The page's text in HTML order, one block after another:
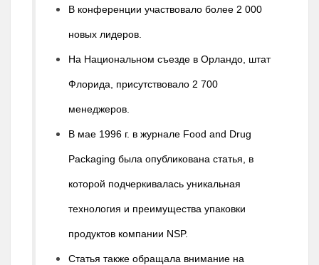
В конференции участвовало более 2 000
новых лидеров.
На Национальном съезде в Орландо, штат
Флорида, присутствовало 2 700
менеджеров.
В мае 1996 г. в журнале Food and Drug
Packaging была опубликована статья, в
которой подчеркивалась уникальная
технология и преимущества упаковки
продуктов компании NSP.
Статья также обращала внимание на